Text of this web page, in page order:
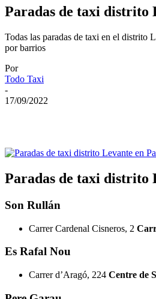
Paradas de taxi distrito
Todas las paradas de taxi en el distrito
por barrios
Por
Todo Taxi
-
17/09/2022
Paradas de taxi distrito
Son Rullán
Carrer Cardenal Cisneros, 2
Es Rafal Nou
Carrer d’Aragó, 224 Centre de